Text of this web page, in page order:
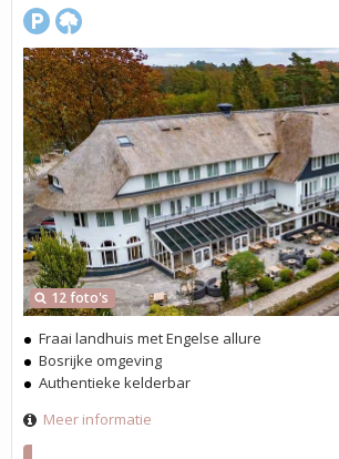
12 foto's
Fraai landhuis met Engelse allure
Bosrijke omgeving
Authentieke kelderbar
Meer informatie